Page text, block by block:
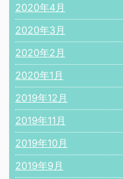
2020年4月
2020年3月
2020年2月
2020年1月
2019年12月
2019年11月
2019年10月
2019年9月